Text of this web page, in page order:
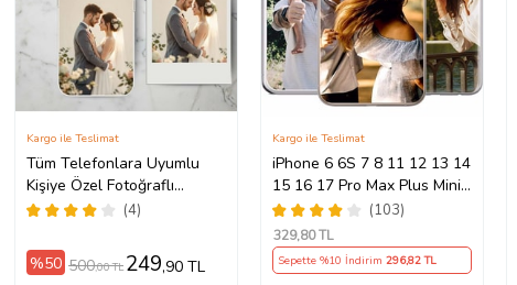
Tüm Telefonlara Uyumlu
Kişiye Özel Fotoğraflı
Telefon Kılıfı Modeller
(4)
Kargo ile Teslimat
%50 500,00 TL 249,90 TL
iPhone 6 6S 7 8 11 12 13 14
15 16 17 Pro Max Plus Mini
Kılıf Kişiye Özel Resimli
Fotoğraflı Silikon
(103)
Kargo ile Teslimat
329,80 TL
Sepette %10 İndirim 296,82 TL